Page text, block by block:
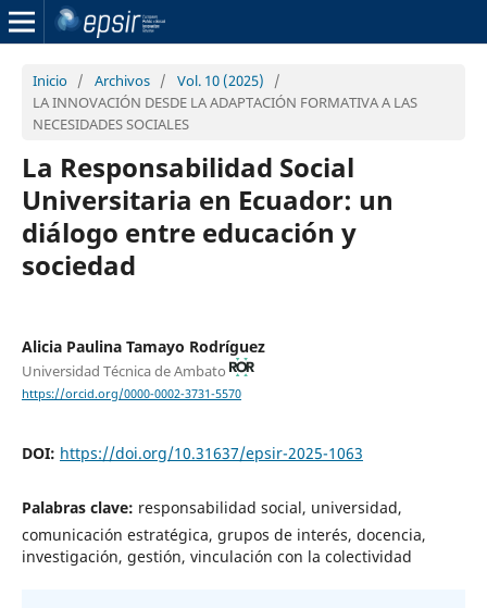
Inicio / Archivos / Vol. 10 (2025)
/
LA INNOVACIÓN DESDE LA ADAPTACIÓN FORMATIVA A LAS
NECESIDADES SOCIALES
La Responsabilidad Social
Universitaria en Ecuador: un
diálogo entre educación y
sociedad
Alicia Paulina Tamayo Rodríguez
Universidad Técnica de Ambato
https://orcid.org/0000-0002-3731-5570
DOI: https://doi.org/10.31637/epsir-2025-1063
Palabras clave: responsabilidad social, universidad,
comunicación estratégica, grupos de interés, docencia,
investigación, gestión, vinculación con la colectividad